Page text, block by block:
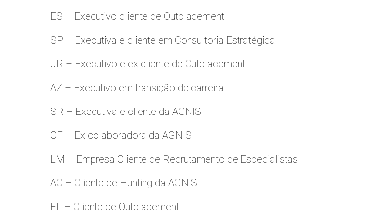
ES – Executivo cliente de Outplacement
SP – Executiva e cliente em Consultoria Estratégica
JR – Executivo e ex cliente de Outplacement
AZ – Executivo em transição de carreira
SR – Executiva e cliente da AGNIS
CF – Ex colaboradora da AGNIS
LM – Empresa Cliente de Recrutamento de Especialistas
AC – Cliente de Hunting da AGNIS
FL – Cliente de Outplacement